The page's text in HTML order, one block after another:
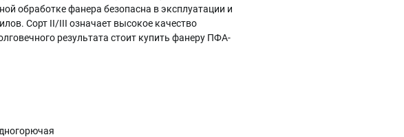
обработке фанера безопасна в эксплуатации и
Сорт II/III означает высокое качество
результата стоит купить фанеру ПФА-